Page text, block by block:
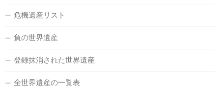
危機遺産リスト
負の世界遺産
登録抹消された世界遺産
全世界遺産の一覧表